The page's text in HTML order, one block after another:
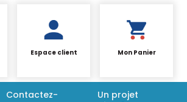
Espace client Mon Panier
Contactez-
Un projet